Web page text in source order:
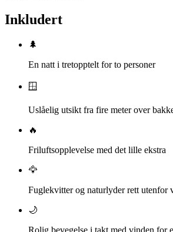
Inkludert
🌲
En natt i tretopptelt for to personer
🪟
Uslåelig utsikt fra fire meter over
🔥
Friluftsopplevelse med det lille ekstra
🦅
Fuglekvitter og naturlyder rett utenfor
🌙
Rolig bevegelse i takt med vinden for